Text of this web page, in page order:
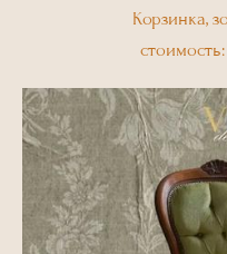
Корзинка,